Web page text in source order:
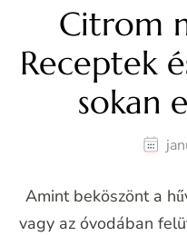
Citrom
Receptek
sokan
Amint beköszönt a
vagy az óvodában